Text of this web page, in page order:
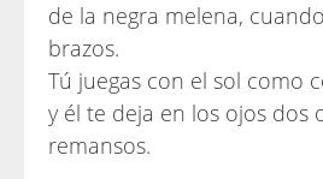
de la negra melena,
brazos.
Tú juegas con el sol como
y él te deja en los ojos dos
remansos.